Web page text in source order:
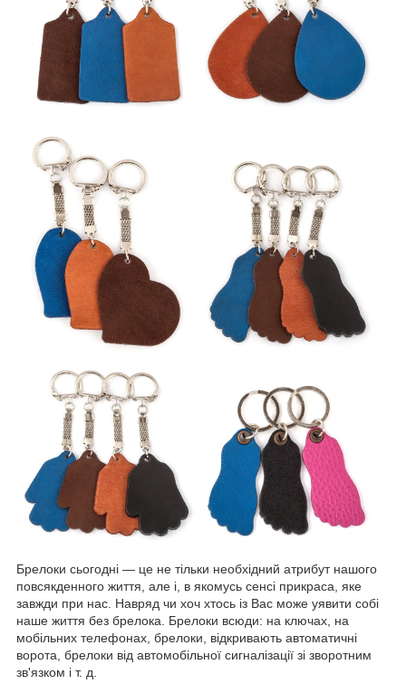
Брелоки сьогодні — це не тільки необхідний атрибут нашого
повсякденного життя, але і, в якомусь сенсі прикраса, яке
завжди при нас. Навряд чи хоч хтось із Вас може уявити собі
наше життя без брелока. Брелоки всюди: на ключах, на
мобільних телефонах, брелоки, відкривають автоматичні
ворота, брелоки від автомобільної сигналізації зі зворотним
зв'язком і т. д.